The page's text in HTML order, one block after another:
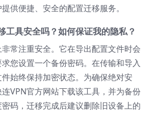
供便捷、安全的配置迁移服务。
工具安全吗？如何保证我的隐私？
常注重安全。它在导出配置文件时会
您设置一个备份密码。在传输和导入
始终保持加密状态。为确保绝对安
VPN官方网站下载该工具，并为备份
码，迁移完成后建议删除旧设备上的